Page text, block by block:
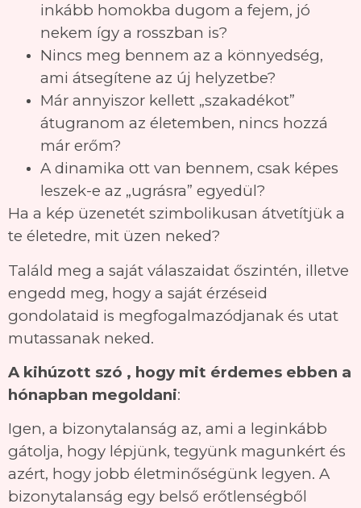
inkább homokba dugom a fejem, jó
nekem így a rosszban is?
Nincs meg bennem az a könnyedség,
ami átsegítene az új helyzetbe?
Már annyiszor kellett „szakadékot”
átugranom az életemben, nincs hozzá
már erőm?
A dinamika ott van bennem, csak képes
leszek-e az „ugrásra” egyedül?
Ha a kép üzenetét szimbolikusan átvetítjük a
te életedre, mit üzen neked?
Találd meg a saját válaszaidat őszintén, illetve
engedd meg, hogy a saját érzéseid
gondolataid is megfogalmazódjanak és utat
mutassanak neked.
A kihúzott szó , hogy mit érdemes ebben a
hónapban megoldani:
Igen, a bizonytalanság az, ami a leginkább
gátolja, hogy lépjünk, tegyünk magunkért és
azért, hogy jobb életminőségünk legyen. A
bizonytalanság egy belső erőtlenségből